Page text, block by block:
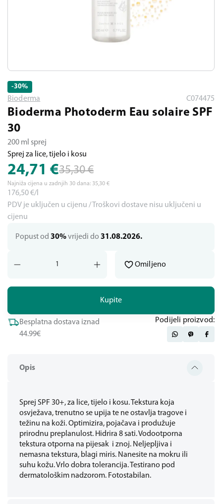
Opis
Sprej SPF 30+, za lice, tijelo i kosu. Tekstura koja
osvježava, trenutno se upija te ne ostavlja tragove i
težinu na koži. Optimizira, pojačava i produžuje
prirodnu preplanulost. Hidrira 8 sati. Vodootporna
tekstura otporna na pijesak i znoj. Neljepljiva i
nemasna tekstura, blagi miris. Nanesite na mokru ili
suhu kožu. Vrlo dobra tolerancija. Testirano pod
dermatološkim nadzorom. Fotostabilan.
-30%
Bioderma C074475
Bioderma Photoderm Eau solaire SPF
30
200 ml sprej
Sprej za lice, tijelo i kosu
24,71 €35,30 €
Najniža cijena u zadnjih 30 dana: 35,30 €
176,50€/l
PDV je uključen u cijenu / Troškovi dostave nisu uključeni u
cijenu
Popust od 30%vrijedi do 31.08.2026.
Kupite
Omiljeno
Besplatna dostava iznad
44.99€
Podijeli proizvod: